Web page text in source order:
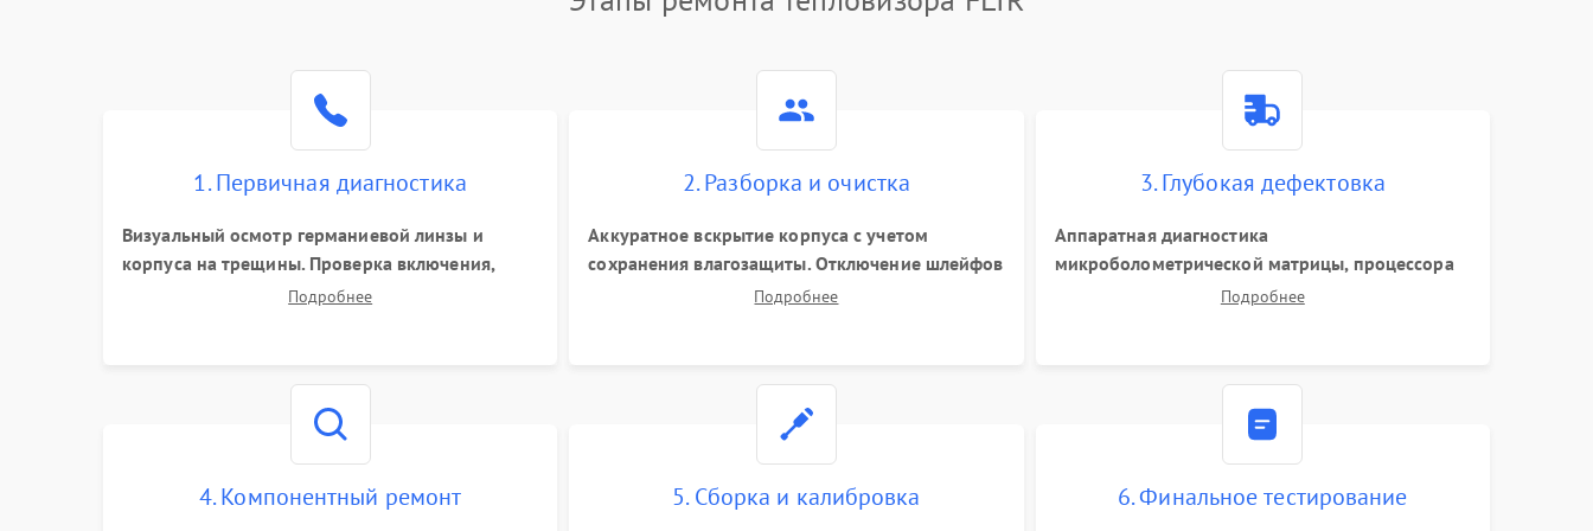
1. Первичная диагностика
Визуальный осмотр германиевой линзы и
корпуса на трещины. Проверка включения,
реакции кнопок и разъемов зарядки. Оценка
Подробнее
2. Разборка и очистка
Аккуратное вскрытие корпуса с учетом
сохранения влагозащиты. Отключение шлейфов
питания и дисплея. Очистка внутренних плат от
Подробнее
3. Глубокая дефектовка
Аппаратная диагностика
микроболометрической матрицы, процессора
обработки изображений и цепей питания.
Подробнее
4. Компонентный ремонт 5. Сборка и калибровка 6. Финальное тестирование